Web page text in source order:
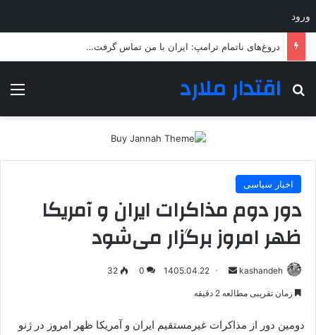
ورود
دروغ‌های ناتمام ترامپ: ایران با من تماس گرفت…
اقتدار ملارد
جستجو برای
اخبار سیاسی
دور دوم مذاکرات ایران و آمریکا
ظهر امروز برگزار می‌شود
kashandeh
ارسال1405.04.22
0
32
زمان تقریبی مطالعه 2 دقیقه
دومین دور از مذاکرات غیرمستقیم ایران و آمریکا ظهر امروز در ژنو